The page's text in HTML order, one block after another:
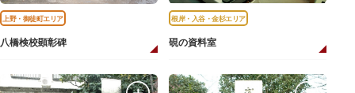
上野・御徒町エリア
八橋検校顕彰碑
根岸・入谷・金杉エリア
硯の資料室